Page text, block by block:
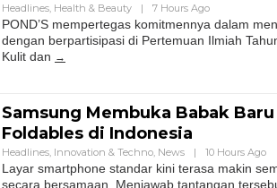
Headlines Health & Beauty | 7 Hours Ago
POND’S mempertegas komitmennya dalam
dengan berpartisipasi di Pertemuan Ilmiah
Kulit dan
Samsung Membuka Babak
Foldables di Indonesia
Headlines Innovation & Techno News | 10 Hours Ago
Layar smartphone standar kini terasa makin
secara bersamaan. Menjawab tantangan